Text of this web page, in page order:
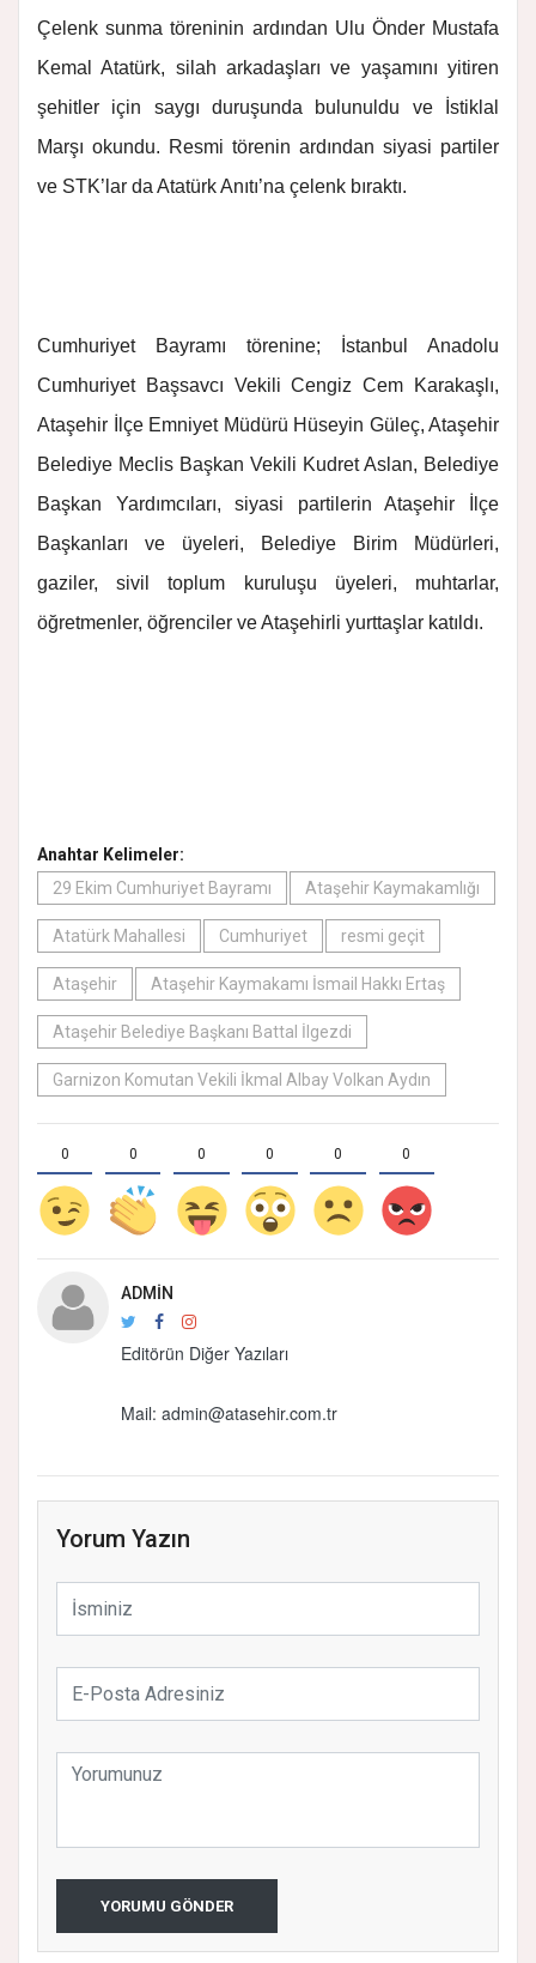
Çelenk sunma töreninin ardından Ulu Önder Mustafa
Kemal Atatürk, silah arkadaşları ve yaşamını yitiren
şehitler için saygı duruşunda bulunuldu ve İstiklal
Marşı okundu. Resmi törenin ardından siyasi partiler
ve STK’lar da Atatürk Anıtı’na çelenk bıraktı.
Cumhuriyet Bayramı törenine; İstanbul Anadolu
Cumhuriyet Başsavcı Vekili Cengiz Cem Karakaşlı,
Ataşehir İlçe Emniyet Müdürü Hüseyin Güleç, Ataşehir
Belediye Meclis Başkan Vekili Kudret Aslan, Belediye
Başkan Yardımcıları, siyasi partilerin Ataşehir İlçe
Başkanları ve üyeleri, Belediye Birim Müdürleri,
gaziler, sivil toplum kuruluşu üyeleri, muhtarlar,
öğretmenler, öğrenciler ve Ataşehirli yurttaşlar katıldı.
Anahtar Kelimeler:
29 Ekim Cumhuriyet Bayramı
Ataşehir Kaymakamlığı
Atatürk Mahallesi Cumhuriyet resmi geçit
Ataşehir Ataşehir Kaymakamı İsmail Hakkı Ertaş
Ataşehir Belediye Başkanı Battal İlgezdi
Garnizon Komutan Vekili İkmal Albay Volkan Aydın
0 0 0 0 0 0
ADMIN
Editörün Diğer Yazıları
Mail: admin@atasehir.com.tr
Yorum Yazın
YORUMU GÖNDER